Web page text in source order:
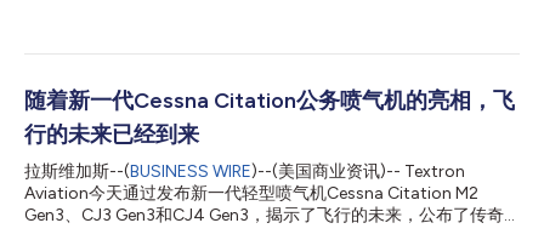
承担欧洲地区超50%的航材订单交付任务。 作为Textron Inc.
络、航材中心、移动服务单元及全天候1CALL AOG紧急支援服务，
为Beechcraft、Cessna和Hawker客户提供原厂直供的航材支持、
维护及改装服务。 全球航材分销高级副总裁Brad White表示，“欧
洲分销中心运营以来，规模已扩大两倍，新增客户支持航材与保修
团队，库存价值提升四倍，持续提供业界领先的区域支持。近期中
心将库存量单位（SKU）扩充40%，有效减少客户停场时间，进一
步兑现我们提供最完善行业服务的承诺。” 这座占地21,500平方英
随着新一代Cessna Citation公务喷气机的亮相，飞
行的未来已经到来
拉斯维加斯--(BUSINESS WIRE)--(美国商业资讯)-- Textron
Aviation今天通过发布新一代轻型喷气机Cessna Citation M2
Gen3、CJ3 Gen3和CJ4 Gen3，揭示了飞行的未来，公布了传奇